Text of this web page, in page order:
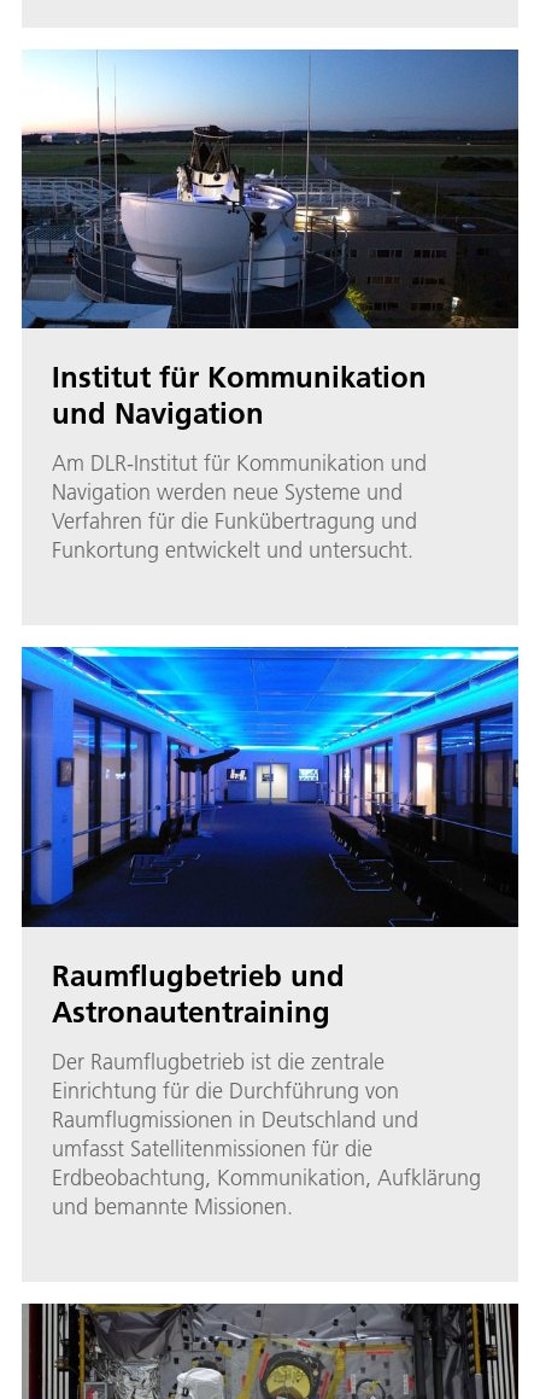
Institut für Kommunikation
und Navigation
Am DLR-Institut für Kommunikation und
Navigation werden neue Systeme und
Verfahren für die Funkübertragung und
Funkortung entwickelt und untersucht.
Raumflugbetrieb und
Astronautentraining
Der Raumflugbetrieb ist die zentrale
Einrichtung für die Durchführung von
Raumflugmissionen in Deutschland und
umfasst Satellitenmissionen für die
Erdbeobachtung, Kommunikation, Aufklärung
und bemannte Missionen.